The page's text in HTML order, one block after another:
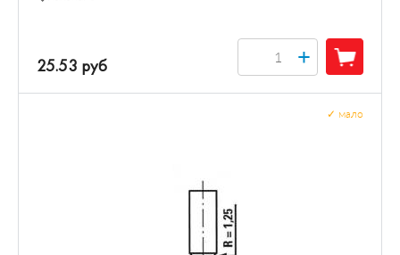
25.53 руб +
мало